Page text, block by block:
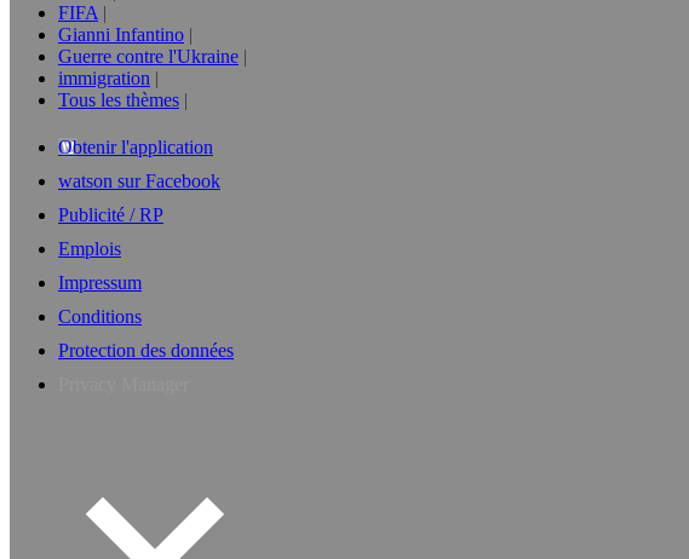
FIFA
Gianni Infantino
Guerre contre l'Ukraine
immigration
Tous les thèmes
Obtenir l'application
watson sur Facebook
Publicité / RP
Emplois
Impressum
Conditions
Protection des données